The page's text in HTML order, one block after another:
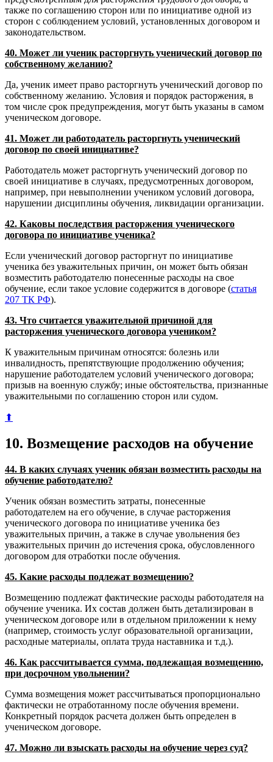
также по соглашению сторон или по инициативе одной из
сторон с соблюдением условий, установленных договором и
законодательством.
40. Может ли ученик расторгнуть ученический договор по
собственному желанию?
Да, ученик имеет право расторгнуть ученический договор по
собственному желанию. Условия и порядок расторжения, в
том числе срок предупреждения, могут быть указаны в самом
ученическом договоре.
41. Может ли работодатель расторгнуть ученический
договор по своей инициативе?
Работодатель может расторгнуть ученический договор по
своей инициативе в случаях, предусмотренных договором,
например, при невыполнении учеником условий договора,
нарушении дисциплины обучения, ликвидации организации.
42. Каковы последствия расторжения ученического
договора по инициативе ученика?
Если ученический договор расторгнут по инициативе
ученика без уважительных причин, он может быть обязан
возместить работодателю понесенные расходы на свое
обучение, если такое условие содержится в договоре (статья
207 ТК РФ).
43. Что считается уважительной причиной для
расторжения ученического договора учеником?
К уважительным причинам относятся: болезнь или
инвалидность, препятствующие продолжению обучения;
нарушение работодателем условий ученического договора;
призыв на военную службу; иные обстоятельства, признанные
уважительными по соглашению сторон или судом.
⬆
10. Возмещение расходов на обучение
44. В каких случаях ученик обязан возместить расходы на
обучение работодателю?
Ученик обязан возместить затраты, понесенные
работодателем на его обучение, в случае расторжения
ученического договора по инициативе ученика без
уважительных причин, а также в случае увольнения без
уважительных причин до истечения срока, обусловленного
договором для отработки после обучения.
45. Какие расходы подлежат возмещению?
Возмещению подлежат фактические расходы работодателя на
обучение ученика. Их состав должен быть детализирован в
ученическом договоре или в отдельном приложении к нему
(например, стоимость услуг образовательной организации,
расходные материалы, оплата труда наставника и т.д.).
46. Как рассчитывается сумма, подлежащая возмещению,
при досрочном увольнении?
Сумма возмещения может рассчитываться пропорционально
фактически не отработанному после обучения времени.
Конкретный порядок расчета должен быть определен в
ученическом договоре.
47. Можно ли взыскать расходы на обучение через суд?